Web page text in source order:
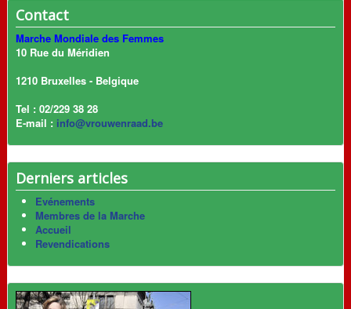
Contact
Marche Mondiale des Femmes
10 Rue du Méridien
1210 Bruxelles - Belgique
Tel : 02/229 38 28
E-mail : info@vrouwenraad.be
Derniers articles
Evénements
Membres de la Marche
Accueil
Revendications